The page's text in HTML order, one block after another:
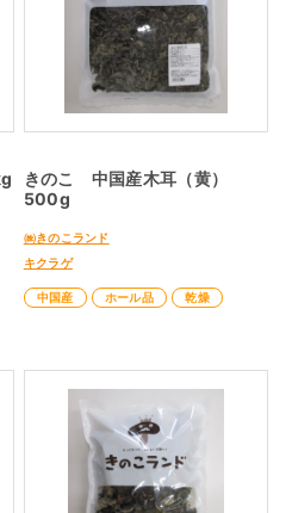
きのこ 中国産木耳（黄）
500g
㈱きのこランド
キクラゲ
中国産 ホール品 乾燥